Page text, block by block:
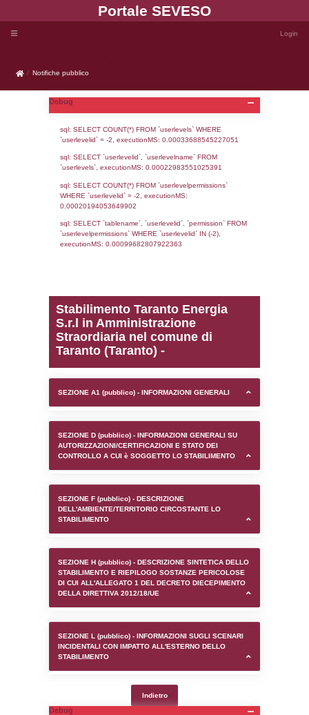
Portale
Notifiche pubblico
Notifiche pubblico
Debug
sql: SELECT COUNT(*) FROM `userlevels`
sql: SELECT `userlevelid`, `userlevelname`
0.00020194053649902
sql: SELECT `tablename`, `userlevelid`,
`userlevelpermissions` WHERE `userlevelid`
executionMS: 0.00099682807922363
Stabilimento Taranto
S.r.l in Amministrazione
Straordiaria nel
Taranto (Taranto) -
SEZIONE A1 (pubblico) - INFORMAZIONI
SEZIONE D (pubblico) - INFORMAZIONI
AUTORIZZAZIONI/CERTIFICAZIONI E
CONTROLLO A CUI è SOGGETTO LO